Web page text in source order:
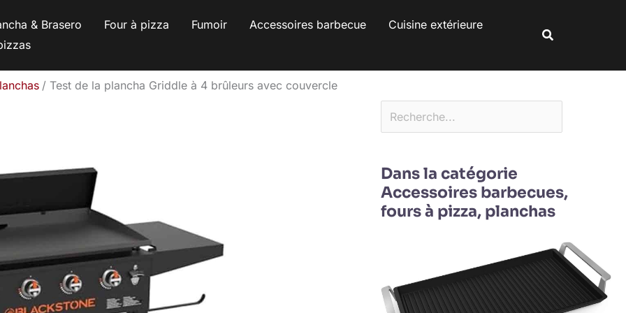
& Brasero Four à pizza Fumoir Accessoires barbecue
Cuisine extérieure
Rechercher
Test de la plancha Griddle à 4 brûleurs avec couvercle
Dans la catégorie
Accessoires barbecues,
fours à pizza, planchas